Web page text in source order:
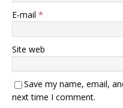
E-mail *
Site web
Save my name, email,
next time I comment.